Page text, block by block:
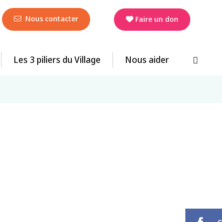
Nous contacter Faire un don
Les 3 piliers du Village Nous aider